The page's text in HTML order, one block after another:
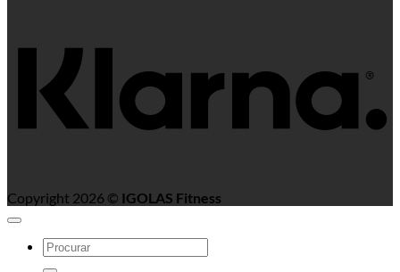
Copyright 2026 © IGOLAS Fitness
Search
for: